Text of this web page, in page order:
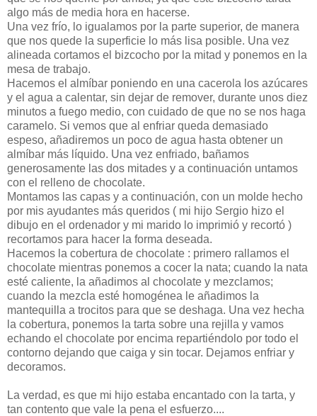
algo más de media hora en hacerse.
Una vez frío, lo igualamos por la parte superior, de manera
que nos quede la superficie lo más lisa posible. Una vez
alineada cortamos el bizcocho por la mitad y ponemos en la
mesa de trabajo.
Hacemos el almíbar poniendo en una cacerola los azúcares
y el agua a calentar, sin dejar de remover, durante unos diez
minutos a fuego medio, con cuidado de que no se nos haga
caramelo. Si vemos que al enfriar queda demasiado
espeso, añadiremos un poco de agua hasta obtener un
almíbar más líquido. Una vez enfriado, bañamos
generosamente las dos mitades y a continuación untamos
con el relleno de chocolate.
Montamos las capas y a continuación, con un molde hecho
por mis ayudantes más queridos ( mi hijo Sergio hizo el
dibujo en el ordenador y mi marido lo imprimió y recortó )
recortamos para hacer la forma deseada.
Hacemos la cobertura de chocolate : primero rallamos el
chocolate mientras ponemos a cocer la nata; cuando la nata
esté caliente, la añadimos al chocolate y mezclamos;
cuando la mezcla esté homogénea le añadimos la
mantequilla a trocitos para que se deshaga. Una vez hecha
la cobertura, ponemos la tarta sobre una rejilla y vamos
echando el chocolate por encima repartiéndolo por todo el
contorno dejando que caiga y sin tocar. Dejamos enfriar y
decoramos.
La verdad, es que mi hijo estaba encantado con la tarta, y
tan contento que vale la pena el esfuerzo....